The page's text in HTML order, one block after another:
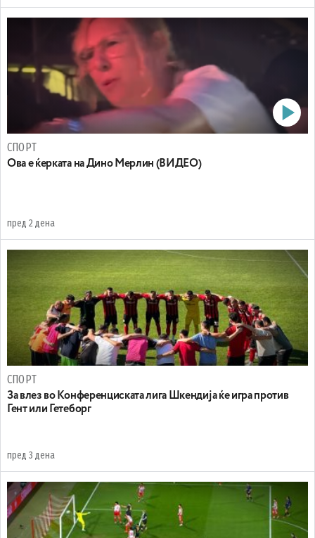
СПОРТ
Oва е ќерката на Дино Мерлин (ВИДЕО)
пред 2 дена
СПОРТ
За влез во Конференциската лига Шкендија ќе игра против
Гент или Гетеборг
пред 3 дена